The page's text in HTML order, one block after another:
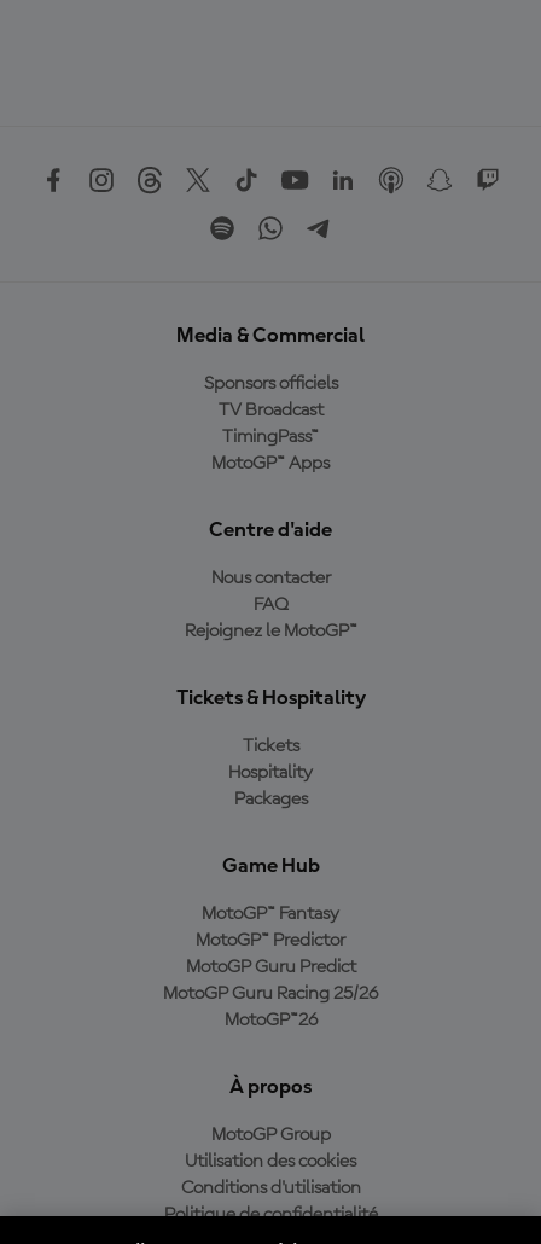
Media & Commercial
Sponsors officiels
TV Broadcast
TimingPass™
MotoGP™ Apps
Centre d'aide
Nous contacter
FAQ
Rejoignez le MotoGP™
Tickets & Hospitality
Tickets
Hospitality
Packages
Game Hub
MotoGP™ Fantasy
MotoGP™ Predictor
MotoGP Guru Predict
MotoGP Guru Racing 25/26
MotoGP™26
À propos
MotoGP Group
Utilisation des cookies
Conditions d'utilisation
Politique de confidentialité